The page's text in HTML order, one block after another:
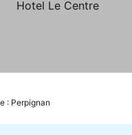
: Perpignan